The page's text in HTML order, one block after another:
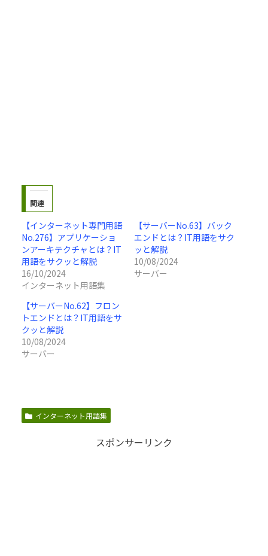
関連
【インターネット専門用語
No.276】アプリケーショ
ンアーキテクチャとは？IT
用語をサクッと解説
16/10/2024
インターネット用語集
【サーバーNo.63】バック
エンドとは？IT用語をサク
ッと解説
10/08/2024
サーバー
【サーバーNo.62】フロン
トエンドとは？IT用語をサ
クッと解説
10/08/2024
サーバー
インターネット用語集
スポンサーリンク